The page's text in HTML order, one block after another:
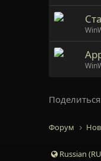
Форум
Russian